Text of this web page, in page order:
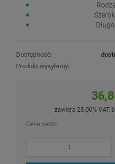
Dostępność:
Produkt wysyłamy:
zawiera 23.00% VAT,
Cena netto: